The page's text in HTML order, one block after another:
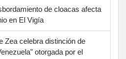
de cloacas afecta
en El Vigía
Zea celebra distinción de
otorgada por el